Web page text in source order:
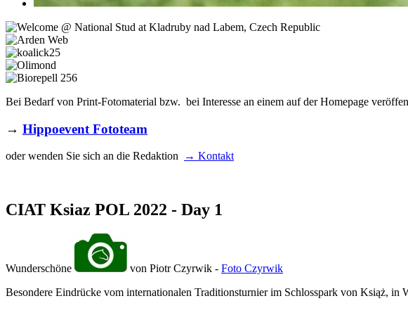
Bei Bedarf von Print-Fotomaterial bzw. bei Interesse an einem auf der Homepage
→ Hippoevent Fototeam
oder wenden Sie sich an die Redaktion → Kontakt
CIAT Ksiaz POL 2022 - Day 1
Wunderschöne von Piotr Czyrwik - Foto Czyrwik
Besondere Eindrücke vom internationalen Traditionsturnier im Schlosspark von Książ, in